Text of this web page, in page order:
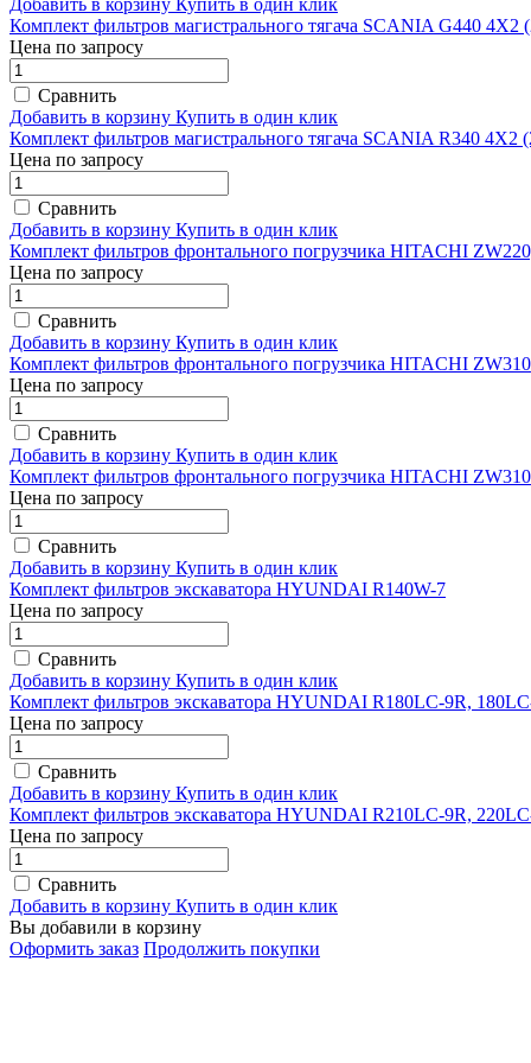
Комплект фильтров магистрального тягача SCANIA G440 4Х2
Цена по запросу
Сравнить
Добавить в корзину Купить в один клик
Комплект фильтров магистрального тягача SCANIA R340 4Х2
Цена по запросу
Сравнить
Добавить в корзину Купить в один клик
Комплект фильтров фронтального погрузчика HITACHI
Цена по запросу
Сравнить
Добавить в корзину Купить в один клик
Комплект фильтров фронтального погрузчика HITACHI ZW310
Цена по запросу
Сравнить
Добавить в корзину Купить в один клик
Комплект фильтров фронтального погрузчика HITACHI
Цена по запросу
Сравнить
Добавить в корзину Купить в один клик
Комплект фильтров экскаватора HYUNDAI R140W-7
Цена по запросу
Сравнить
Добавить в корзину Купить в один клик
Комплект фильтров экскаватора HYUNDAI R180LC-9R,
Цена по запросу
Сравнить
Добавить в корзину Купить в один клик
Комплект фильтров экскаватора HYUNDAI R210LC-9R,
Цена по запросу
Сравнить
Добавить в корзину Купить в один клик
Вы добавили в корзину
Оформить заказ Продолжить покупки